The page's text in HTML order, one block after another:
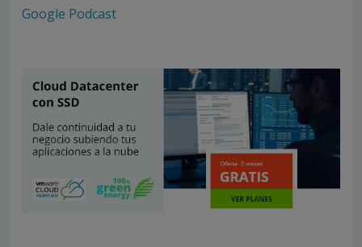
Google Podcast